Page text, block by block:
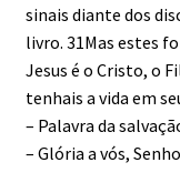
sinais diante dos
livro. 31Mas estes
Jesus é o Cristo, o
tenhais a vida em
– Palavra da
– Glória a vós,